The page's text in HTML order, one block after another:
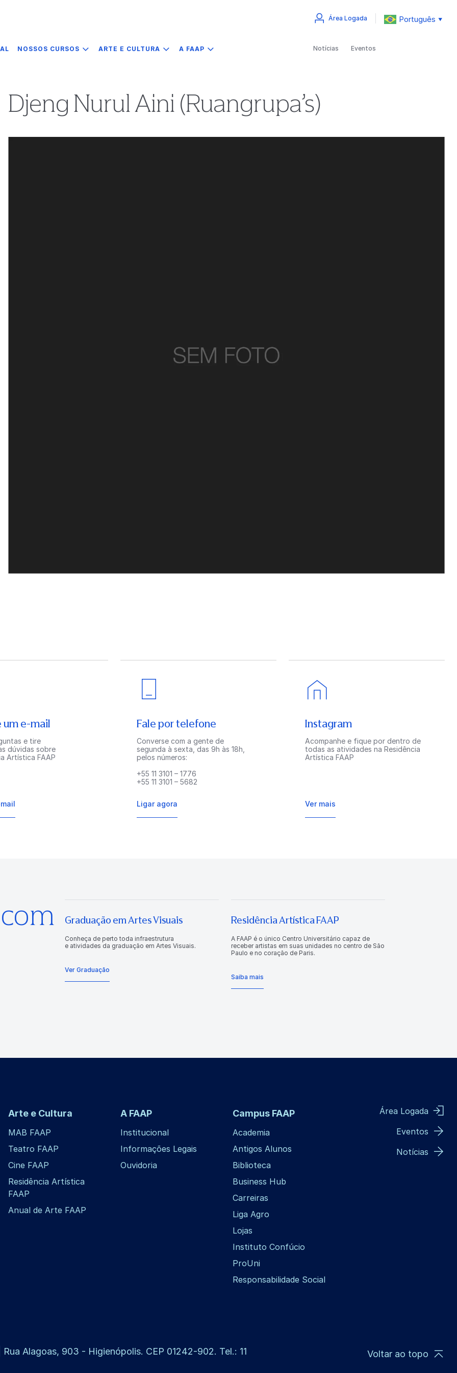
NOSSOS CURSOS ARTE E CULTURA A FAAP
Área Logada Português ▼
Notícias Eventos
Djeng Nurul Aini (Ruangrupa’s)
um e-mail
e tire
dúvidas sobre
Artística FAAP
Fale por telefone
Converse com a gente de
segunda à sexta, das 9h às 18h,
pelos números:
+55 11 3101 – 1776
+55 11 3101 – 5682
Ligar agora
Instagram
Acompanhe e fique por dentro de
todas as atividades na Residência
Artística FAAP
Ver mais
Graduação em Artes Visuais
Conheça de perto toda infraestrutura
e atividades da graduação em Artes Visuais.
Ver Graduação
Residência Artística FAAP
A FAAP é o único Centro Universitário capaz de
receber artistas em suas unidades no centro de São
Paulo e no coração de Paris.
Saiba mais
Arte e Cultura
MAB FAAP
Teatro FAAP
Cine FAAP
Residência Artística
FAAP
Anual de Arte FAAP
A FAAP
Institucional
Informações Legais
Ouvidoria
Campus FAAP
Academia
Antigos Alunos
Biblioteca
Business Hub
Carreiras
Liga Agro
Lojas
Instituto Confúcio
ProUni
Responsabilidade Social
Área Logada
Eventos
Notícias
Rua Alagoas, 903 - Higienópolis. CEP 01242-902. Tel.: 11
Voltar ao topo